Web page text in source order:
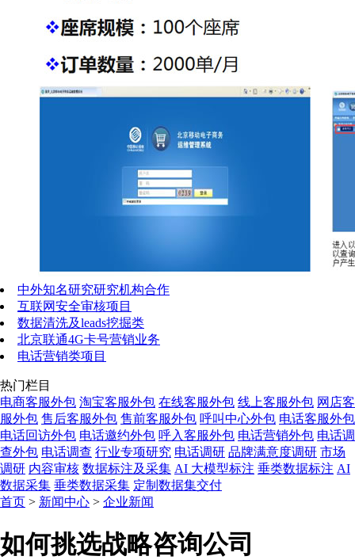
中外知名研究研究机构合作
互联网安全审核项目
数据清洗及leads挖掘类
北京联通4G卡号营销业务
电话营销类项目
热门栏目
电商客服外包 淘宝客服外包 在线客服外包 线上客服外包 网店客
服外包 售后客服外包 售前客服外包 呼叫中心外包 电话客服外包
电话回访外包 电话邀约外包 呼入客服外包 电话营销外包 电话调
查外包 电话调查 行业专项研究 电话调研 品牌满意度调研 市场
调研 内容审核 数据标注及采集 AI 大模型标注 垂类数据标注 AI
数据采集 垂类数据采集 定制数据集交付
首页 > 新闻中心 > 企业新闻
如何挑选战略咨询公司